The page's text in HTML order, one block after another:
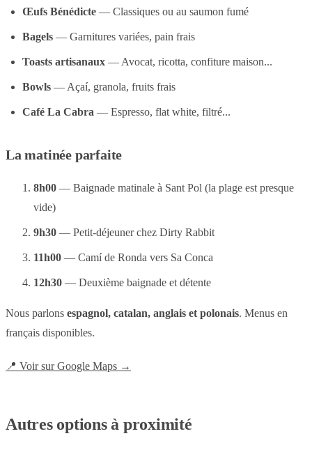
Œufs Bénédicte — Classiques ou au saumon fumé
Bagels — Garnitures variées, pain frais
Toasts artisanaux — Avocat, ricotta, confiture maison...
Bowls — Açaí, granola, fruits frais
Café La Cabra — Espresso, flat white, filtré...
La matinée parfaite
8h00 — Baignade matinale à Sant Pol (la plage est presque
vide)
9h30 — Petit-déjeuner chez Dirty Rabbit
11h00 — Camí de Ronda vers Sa Conca
12h30 — Deuxième baignade et détente
Nous parlons espagnol, catalan, anglais et polonais. Menus en
français disponibles.
📍 Voir sur Google Maps →
Autres options à proximité